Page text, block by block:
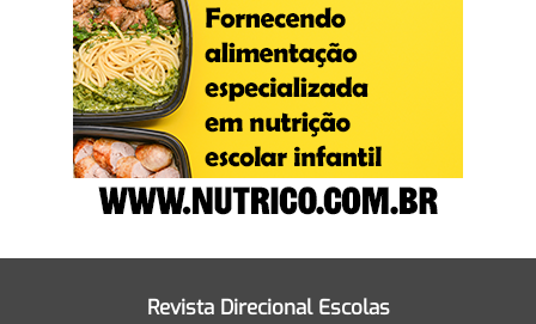
Revista Direcional Escolas